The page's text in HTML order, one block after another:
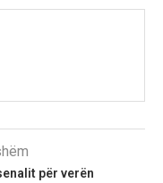
për verën